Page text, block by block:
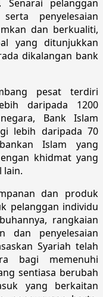
Senarai pelanggan
penyelesaian
dan berkualiti,
yang ditunjukkan
dikalangan bank
pesat terdiri
daripada 1200
Bank Islam
lebih daripada 70
Islam yang
khidmat yang
lain.
dan produk
pelanggan individu
rangkaian
dan penyelesaian
Syariah telah
bagi memenuhi
sentiasa berubah
yang berkaitan